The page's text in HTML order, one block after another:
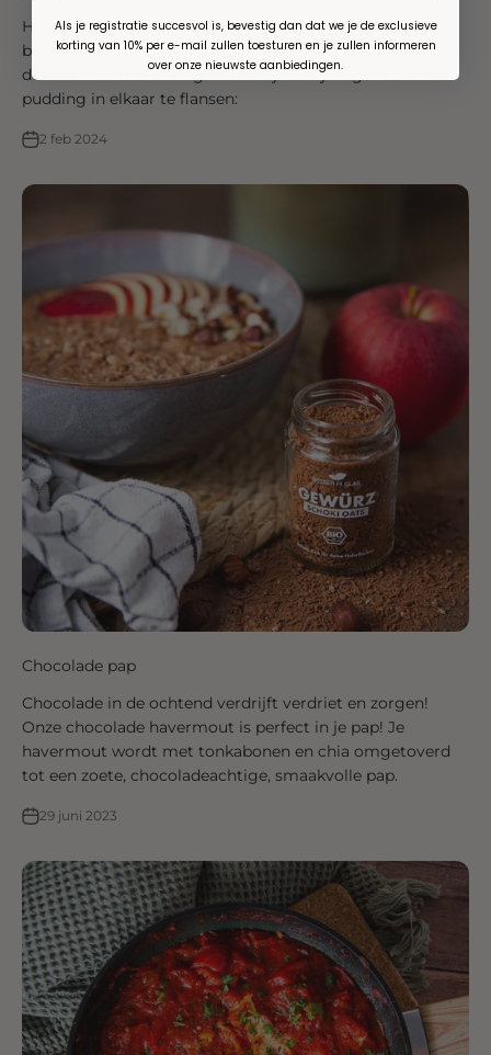
Heerlijke chocolade chia pudding met koffie en lekkere
bessen en noten. Een traktatie voor zowel ontbijt als
dessert! Het is snel en gemakkelijk om je eigen chia
pudding in elkaar te flansen:
2 feb 2024
Chocolade pap
Chocolade in de ochtend verdrijft verdriet en zorgen!
Onze chocolade havermout is perfect in je pap! Je
havermout wordt met tonkabonen en chia omgetoverd
tot een zoete, chocoladeachtige, smaakvolle pap.
29 juni 2023
Als je registratie succesvol is, bevestig dan dat we je de exclusieve
korting van 10% per e-mail zullen toesturen en je zullen informeren
over onze nieuwste aanbiedingen.